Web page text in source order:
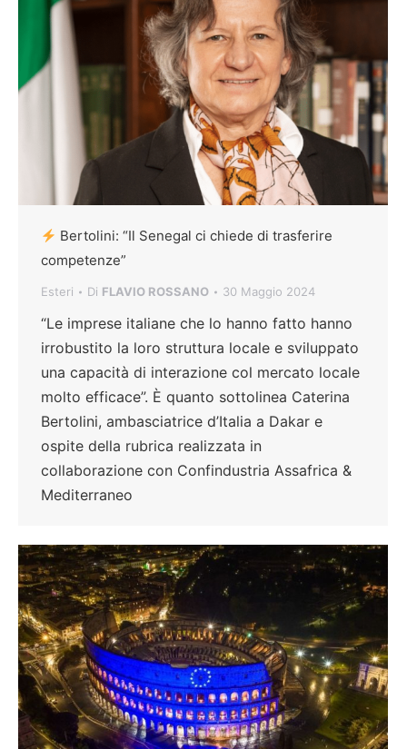
Bertolini: “Il Senegal ci chiede di trasferire
competenze”
Esteri Di FLAVIO ROSSANO 30 Maggio 2024
“Le imprese italiane che lo hanno fatto hanno
irrobustito la loro struttura locale e sviluppato
una capacità di interazione col mercato locale
molto efficace”. È quanto sottolinea Caterina
Bertolini, ambasciatrice d’Italia a Dakar e
ospite della rubrica realizzata in
collaborazione con Confindustria Assafrica &
Mediterraneo